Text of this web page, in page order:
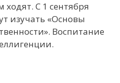
С 1 сентября
изучать «Основы
Воспитание